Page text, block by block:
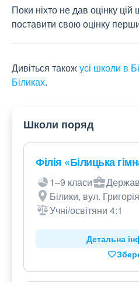
Поки ніхто не дав оцінку цій
поставити свою оцінку
Дивіться такожусі школи в
Біликах.
Школи поряд
Філія «Білицька
1–9 класи
Білики, вул.
Учні/освітяни 4:1
Детальна